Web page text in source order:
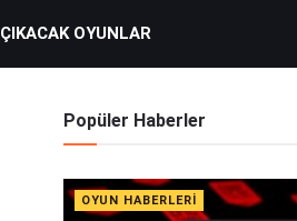
ÇIKACAK OYUNLAR
Popüler Haberler
OYUN HABERLERI